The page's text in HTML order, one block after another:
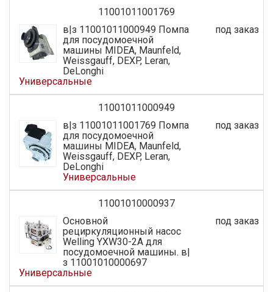
11001011001769
в|з 11001011000949 Помпа
для посудомоечной
машины MIDEA, Maunfeld,
Weissgauff, DEXP, Leran,
DeLonghi
Универсальные
под заказ
11001011000949
в|з 11001011001769 Помпа
для посудомоечной
машины MIDEA, Maunfeld,
Weissgauff, DEXP, Leran,
DeLonghi
Универсальные
под заказ
11001010000937
Основной
рециркуляционный насос
Welling YXW30-2A для
посудомоечной машины. в|
з 11001010000697
Универсальные
под заказ